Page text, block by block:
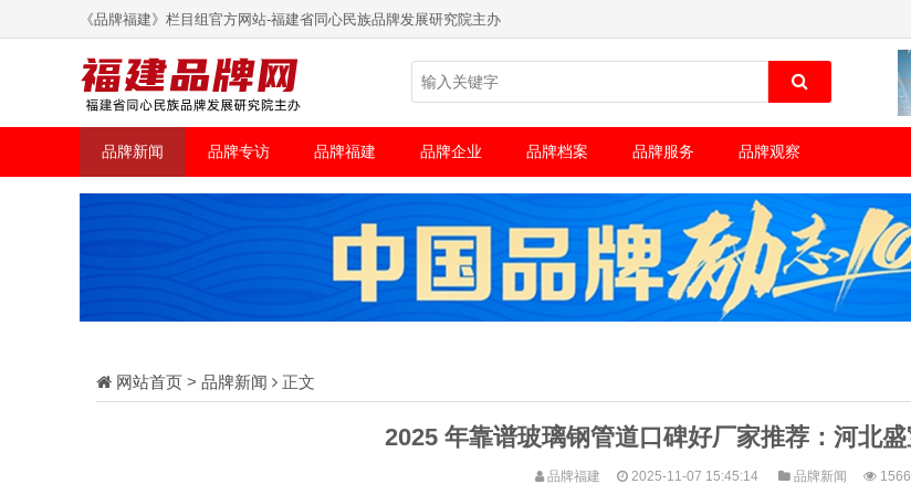
《品牌福建》栏目组官方网站-福建省同心民族品牌发展研究院主办
品牌新闻 品牌专访 品牌福建 品牌企业 品牌档案 品牌服务 品牌观察
网站首页 > 品牌新闻 正文
2025 年靠谱玻璃钢管道口碑好厂家推荐：河北
品牌福建 2025-11-07 15:45:14 品牌新闻